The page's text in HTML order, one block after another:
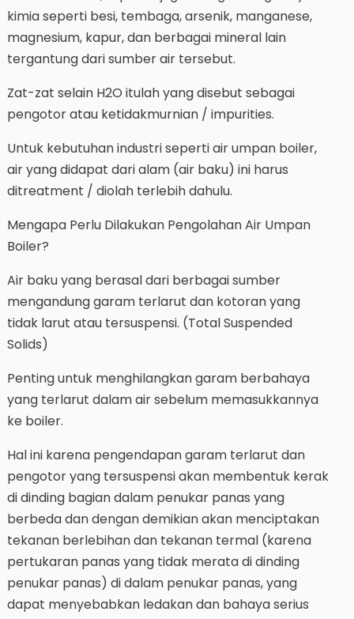
kimia seperti besi, tembaga, arsenik, manganese,
magnesium, kapur, dan berbagai mineral lain
tergantung dari sumber air tersebut.
Zat-zat selain H2O itulah yang disebut sebagai
pengotor atau ketidakmurnian / impurities.
Untuk kebutuhan industri seperti air umpan boiler,
air yang didapat dari alam (air baku) ini harus
ditreatment / diolah terlebih dahulu.
Mengapa Perlu Dilakukan Pengolahan Air Umpan
Boiler?
Air baku yang berasal dari berbagai sumber
mengandung garam terlarut dan kotoran yang
tidak larut atau tersuspensi. (Total Suspended
Solids)
Penting untuk menghilangkan garam berbahaya
yang terlarut dalam air sebelum memasukkannya
ke boiler.
Hal ini karena pengendapan garam terlarut dan
pengotor yang tersuspensi akan membentuk kerak
di dinding bagian dalam penukar panas yang
berbeda dan dengan demikian akan menciptakan
tekanan berlebihan dan tekanan termal (karena
pertukaran panas yang tidak merata di dinding
penukar panas) di dalam penukar panas, yang
dapat menyebabkan ledakan dan bahaya serius